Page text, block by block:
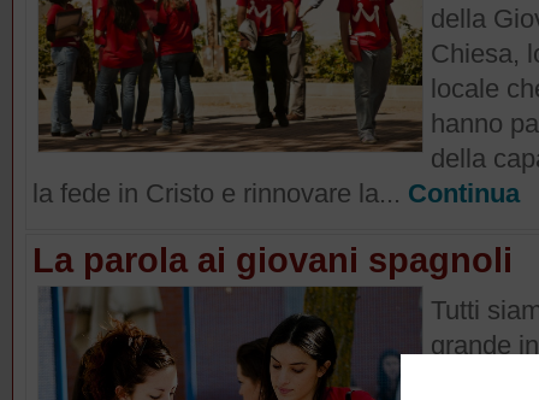
della
Chiesa,
locale
hanno
della
la fede in Cristo e rinnovare la... Continua
La parola ai giovani spagnoli
Tutti
grande